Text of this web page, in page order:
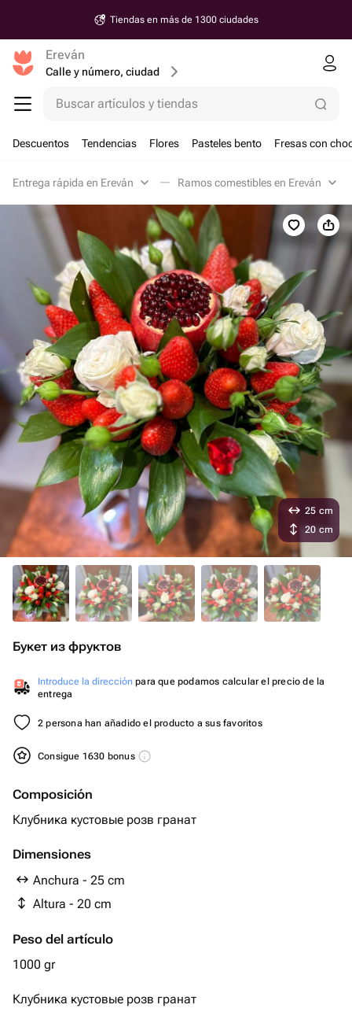
Tiendas en más de 1300 ciudades
Ereván
Calle y número, ciudad
Buscar artículos y tiendas
Descuentos Tendencias Flores Pasteles bento Fresas con
Entrega rápida en Ereván Ramos comestibles en Ereván
Букет из фруктов
Introduce la dirección para que podamos calcular el precio de la
entrega
2 persona han añadido el producto a sus favoritos
Consigue 1630 bonus
Composición
Клубника кустовые розв гранат
Dimensiones
Anchura - 25 cm
Altura - 20 cm
Peso del artículo
1000 gr
25 cm
20 cm
Клубника кустовые розв гранат